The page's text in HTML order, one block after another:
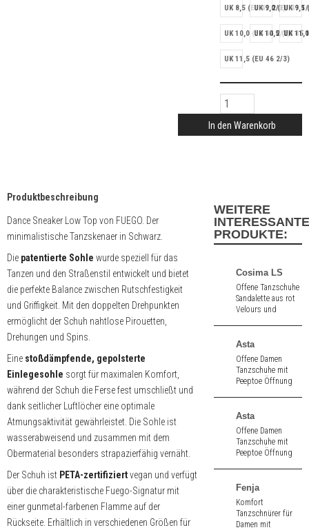
UK 8,5 (EU 42 2/3)
UK 9,0 (EU 43
UK 9,5
UK 10,0 (EU 44 2/3)
UK 10,5 (EU 45
UK
UK 11,5 (EU 46 2/3)
In den Warenkorb
Produktbeschreibung
Dance Sneaker Low Top von FUEGO. Der
minimalistische Tanzskenaer in Schwarz.
Die patentierte Sohle wurde speziell für das
Tanzen und den Straßenstil entwickelt und bietet
die perfekte Balance zwischen Rutschfestigkeit
und Griffigkeit. Mit den doppelten Drehpunkten
ermöglicht der Schuh nahtlose Pirouetten,
Drehungen und Spins.
Eine stoßdämpfende, gepolsterte
Einlegesohle sorgt für maximalen Komfort,
während der Schuh die Ferse fest umschließt und
dank seitlicher Luftlöcher eine optimale
Atmungsaktivität gewährleistet. Die Sohle ist
wasserabweisend und zusammen mit dem
Obermaterial besonders strapazierfähig vernäht.
Der Schuh ist PETA-zertifiziertvegan und verfügt
über die charakteristische Fuego-Signatur mit
einer gunmetal-farbenen Flamme auf der
Rückseite. Erhältlich in verschiedenen Größen für
WEITERE
INTERESSANTE
PRODUKTE:
Cosima LS
Offene Tanzschuhe
Sandalette aus rot
Velours und
Velours. 7,0 cm
hoher schmaler
Absatz. Mit
Ledersohle.
Asta
Offene Damen
Tanzschuhe mit
Peeptoe Öffnung
Velours. 6,5 cm
hoher Absatz.
Asta
Offene Damen
Tanzschuhe mit
Peeptoe Öffnung
hoher Absatz.
Fenja
Komfort
Tanzschnürer für
Damen mit